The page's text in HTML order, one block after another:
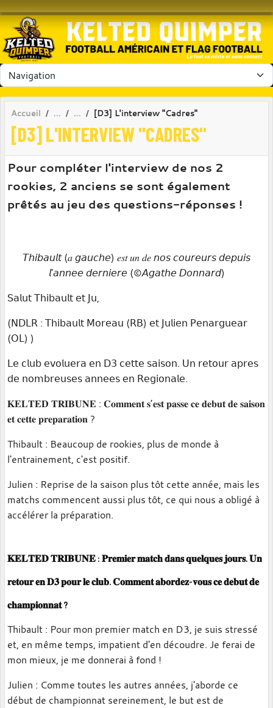
Accueil [D3] L'interview "Cadres"
[D3] L'INTERVIEW "CADRES"
Pour compléter l'interview de nos 2
rookies, 2 anciens se sont également
prêtés au jeu des questions-réponses !
𝘛𝘩𝘪𝘣𝘢𝘶𝘭𝘵 (𝑎 𝘨𝘢𝘶𝘤𝘩𝘦) 𝑒𝑠𝑡 𝑢𝑛 𝑑𝑒 𝘯𝘰𝘴 𝘤𝘰𝘶𝘳𝘦𝘶𝘳𝘴 𝘥𝘦𝘱𝘶𝘪𝘴
𝘭'𝘢𝘯𝘯𝘦𝘦 𝘥𝘦𝘳𝘯𝘪𝘦𝘳𝘦 (©𝘈𝘨𝘢𝘵𝘩𝘦 𝘋𝘰𝘯𝘯𝘢𝘳𝘥)
𝖲𝖺𝗅𝗎𝗍 𝖳𝗁𝗂𝖻𝖺𝗎𝗅𝗍 𝖾𝗍 𝖩𝗎,
(𝖭𝖣𝖫𝖱 : 𝖳𝗁𝗂𝖻𝖺𝗎𝗅𝗍 𝖬𝗈𝗋𝖾𝖺𝗎 (𝖱𝖡) 𝖾𝗍 𝖩𝗎𝗅𝗂𝖾𝗇 𝖯𝖾𝗇𝖺𝗋𝗀𝗎𝖾𝖺𝗋
(𝖮𝖫) )
𝖫𝖾 𝖼𝗅𝗎𝖻 𝖾𝗏𝗈𝗅𝗎𝖾𝗋𝖺 𝖾𝗇 𝖣𝟥 𝖼𝖾𝗍𝗍𝖾 𝗌𝖺𝗂𝗌𝗈𝗇. 𝖴𝗇 𝗋𝖾𝗍𝗈𝗎𝗋 𝖺𝗉𝗋𝖾𝗌
𝖽𝖾 𝗇𝗈𝗆𝖻𝗋𝖾𝗎𝗌𝖾𝗌 𝖺𝗇𝗇𝖾𝖾𝗌 𝖾𝗇 𝖱𝖾𝗀𝗂𝗈𝗇𝖺𝗅𝖾.
𝐊𝐄𝐋𝐓𝐄𝐃 𝐓𝐑𝐈𝐁𝐔𝐍𝐄 : 𝐂𝐨𝐦𝐦𝐞𝐧𝐭 𝐬’𝐞𝐬𝐭 𝐩𝐚𝐬𝐬𝐞 𝐜𝐞 𝐝𝐞𝐛𝐮𝐭 𝐝𝐞 𝐬𝐚𝐢𝐬𝐨𝐧
𝐞𝐭 𝐜𝐞𝐭𝐭𝐞 𝐩𝐫𝐞𝐩𝐚𝐫𝐚𝐭𝐢𝐨𝐧 ?
Thibault : Beaucoup de rookies, plus de monde à
l'entrainement, c'est positif.
Julien : Reprise de la saison plus tôt cette année, mais les
matchs commencent aussi plus tôt, ce qui nous a obligé à
accélérer la préparation.
𝐊𝐄𝐋𝐓𝐄𝐃 𝐓𝐑𝐈𝐁𝐔𝐍𝐄 : 𝐏𝐫𝐞𝐦𝐢𝐞𝐫 𝐦𝐚𝐭𝐜𝐡 𝐝𝐚𝐧𝐬 𝐪𝐮𝐞𝐥𝐪𝐮𝐞𝐬 𝐣𝐨𝐮𝐫𝐬. 𝐔𝐧
𝐫𝐞𝐭𝐨𝐮𝐫 𝐞𝐧 𝐃𝟑 𝐩𝐨𝐮𝐫 𝐥𝐞 𝐜𝐥𝐮𝐛. 𝐂𝐨𝐦𝐦𝐞𝐧𝐭 𝐚𝐛𝐨𝐫𝐝𝐞𝐳-𝐯𝐨𝐮𝐬 𝐜𝐞 𝐝𝐞𝐛𝐮𝐭 𝐝𝐞
𝐜𝐡𝐚𝐦𝐩𝐢𝐨𝐧𝐧𝐚𝐭 ?
Thibault : Pour mon premier match en D3, je suis stressé
et, en même temps, impatient d'en découdre. Je ferai de
mon mieux, je me donnerai à fond !
Julien : Comme toutes les autres années, j'aborde ce
début de championnat sereinement, le but est de
Panneau de gestion des cookies